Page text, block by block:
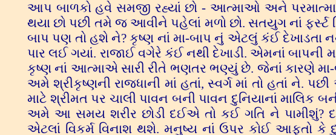
આપ બાળકો હવે સમજી રહ્યાં છો - આત્માઓ અને
થયા છો પછી તમે જ આવીને પહેલાં મળો છો. સતયુગ નાં ફર્સ્ટ
બાપ પણ તો હશે ને? કૃષ્ણ નાં મા-બાપ નું એટલું કંઈ દેખાડતા
પાર લઈ ગયાં. રાજાઈ વગેરે કંઈ નથી દેખાડી. એમનાં
કૃષ્ણ નાં આત્માએ સારી રીતે ભણતર ભણ્યું છે. જેનાં કારણે
અમે શ્રીકૃષ્ણની રાજધાની માં હતાં, સ્વર્ગ માં તો હતાં ને.
માટે શ્રીમત પર ચાલી પાવન બની પાવન દુનિયાનાં માલિક
અમે આ સમય શરીર છોડી દઈએ તો કઈ ગતિ ને પામીશું?
એટલાં વિકર્મ વિનાશ થશે. મનુષ્ય નાં ઉપર કોઈ આફતો